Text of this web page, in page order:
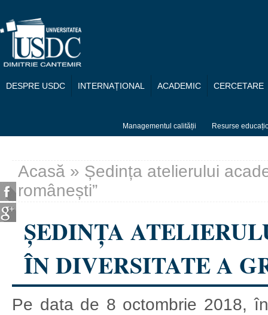
DESPRE USDC INTERNAȚIONAL ACADEMIC CERCETARE
Managementul calității Resurse
Eşti aici
Acasă » Ședința atelierului
românești”
ȘEDINȚA
ÎN DIVERSITATE A
Pe data de 8 octombrie 2018,